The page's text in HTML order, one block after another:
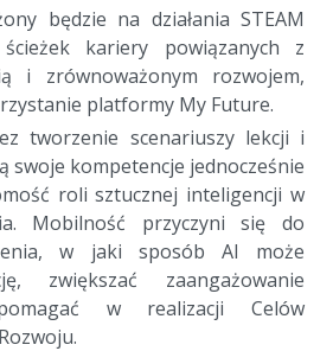
będzie na działania STEAM
kariery powiązanych z
i zrównoważonym rozwojem,
platformy My Future.
tworzenie scenariuszy lekcji i
swoje kompetencje jednocześnie
roli sztucznej inteligencji w
Mobilność przyczyni się do
w jaki sposób AI może
zwiększać zaangażowanie
w realizacji Celów